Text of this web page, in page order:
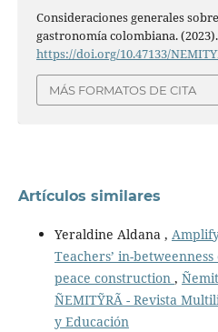
Consideraciones generales
gastronomía colombiana.
https://doi.org/10.47133/
MÁS FORMATOS DE CITA
Artículos similares
Yeraldine Aldana ,
Teachers’ in-
peace construction ,
ÑEMITỸRÃ - Revista
y Educación